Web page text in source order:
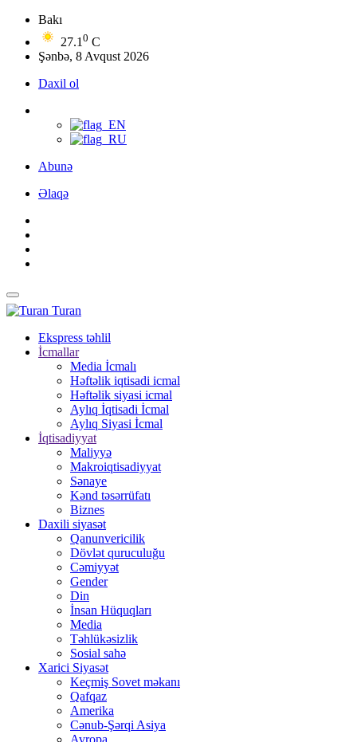
Bakı
27.1 0 C
Şənbə, 8 Avqust 2026
Daxil ol
Abunə
Əlaqə
Turan
Ekspress təhlil
İcmallar
Media İcmalı
Həftəlik iqtisadi icmal
Həftəlik siyasi icmal
Aylıq İqtisadi İcmal
Aylıq Siyasi İcmal
İqtisadiyyat
Maliyyə
Makroiqtisadiyyat
Sənaye
Kənd təsərrüfatı
Biznes
Daxili siyasət
Qanunvericilik
Dövlət quruculuğu
Cəmiyyət
Gender
Din
İnsan Hüquqları
Media
Təhlükəsizlik
Sosial sahə
Xarici Siyasət
Keçmiş Sovet məkanı
Qafqaz
Amerika
Cənub-Şərqi Asiya
Avropa